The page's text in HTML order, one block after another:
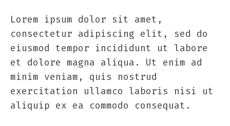
Lorem ipsum dolor sit amet,
consectetur adipiscing elit, sed do
eiusmod tempor incididunt ut labore
et dolore magna aliqua. Ut enim ad
minim veniam, quis nostrud
exercitation ullamco laboris nisi ut
aliquip ex ea commodo consequat.